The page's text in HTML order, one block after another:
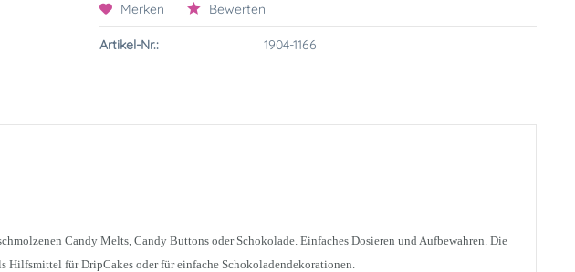
Merken Bewerten
Artikel-Nr.: 1904-1166
Candy Melts, Candy Buttons oder Schokolade. Einfaches Dosieren und Aufbewahren. Die
Hilfsmittel für DripCakes oder für einfache Schokoladendekorationen.